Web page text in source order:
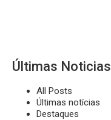
Últimas Noticias
All Posts
Últimas notícias
Destaques